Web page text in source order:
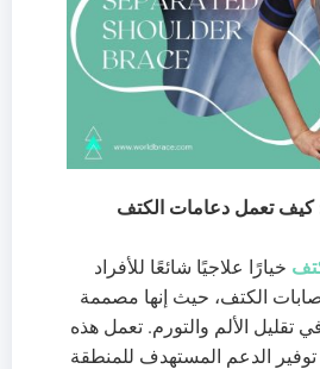
كيف تعمل دعامات الكتف
خيارًا علاجيًا شائعًا للأفراد
الكتف، حيث إنها مصممة
الألم والتورم. تعمل هذه
الدعم المستهدف للمنطقة